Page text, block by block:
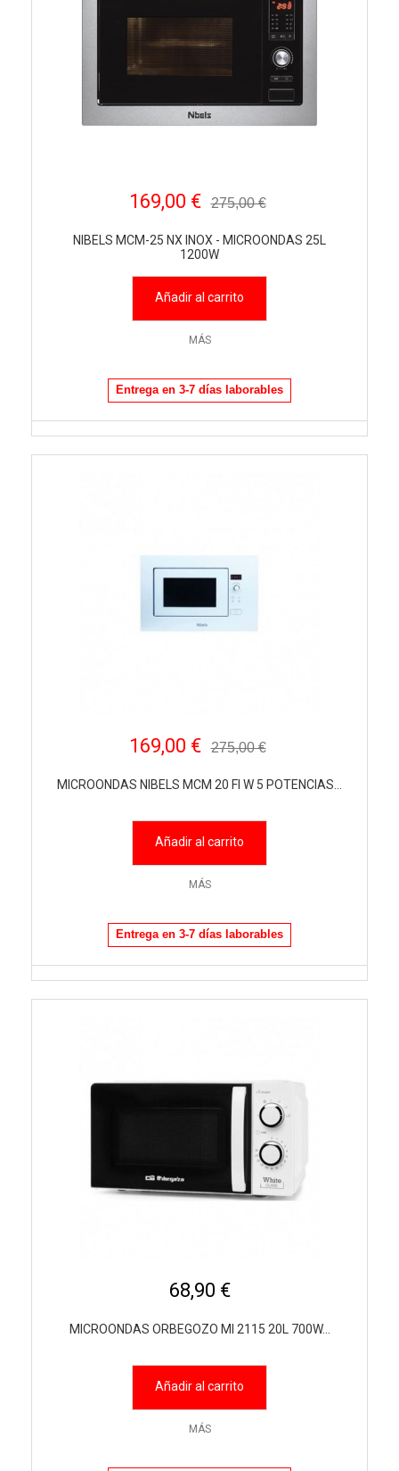
169,00 € 275,00 €
NIBELS MCM-25 NX INOX - MICROONDAS 25L
1200W
Añadir al carrito
MÁS
Entrega en 3-7 días laborables
169,00 € 275,00 €
MICROONDAS NIBELS MCM 20 FI W 5 POTENCIAS...
Añadir al carrito
MÁS
Entrega en 3-7 días laborables
68,90 €
MICROONDAS ORBEGOZO MI 2115 20L 700W...
Añadir al carrito
MÁS